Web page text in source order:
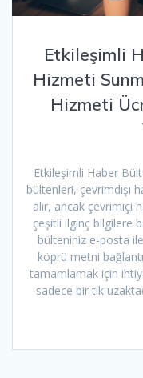
Etkileşimli
Hizmeti
Hizmeti
Etkileşimli Haber
bültenleri, çevrimdışı
alır, ancak çevrimiçi
çeşitli ilginç bilgilere
bülteniniz e-posta
köprü metni
tamamlamak için
sadece bir tık